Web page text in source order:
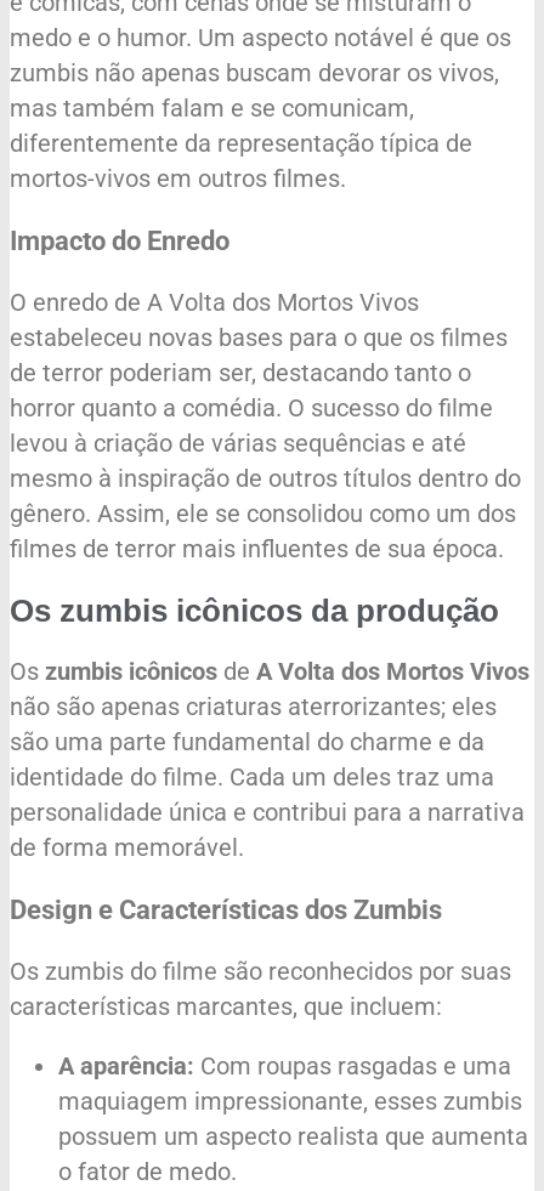
medo e o humor. Um aspecto notável é que os
zumbis não apenas buscam devorar os vivos,
mas também falam e se comunicam,
diferentemente da representação típica de
mortos-vivos em outros filmes.
Impacto do Enredo
O enredo de A Volta dos Mortos Vivos
estabeleceu novas bases para o que os filmes
de terror poderiam ser, destacando tanto o
horror quanto a comédia. O sucesso do filme
levou à criação de várias sequências e até
mesmo à inspiração de outros títulos dentro do
gênero. Assim, ele se consolidou como um dos
filmes de terror mais influentes de sua época.
Os zumbis icônicos da produção
Os zumbis icônicos de A Volta dos Mortos Vivos
não são apenas criaturas aterrorizantes; eles
são uma parte fundamental do charme e da
identidade do filme. Cada um deles traz uma
personalidade única e contribui para a narrativa
de forma memorável.
Design e Características dos Zumbis
Os zumbis do filme são reconhecidos por suas
características marcantes, que incluem:
A aparência: Com roupas rasgadas e uma
maquiagem impressionante, esses zumbis
possuem um aspecto realista que aumenta
o fator de medo.